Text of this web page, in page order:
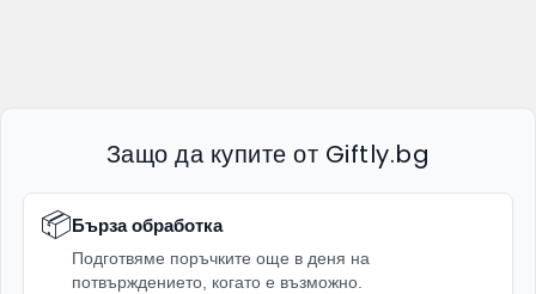
Защо да купите от Giftly.bg
📦Бърза обработка
Подготвяме поръчките още в деня на
потвърждението, когато е възможно.